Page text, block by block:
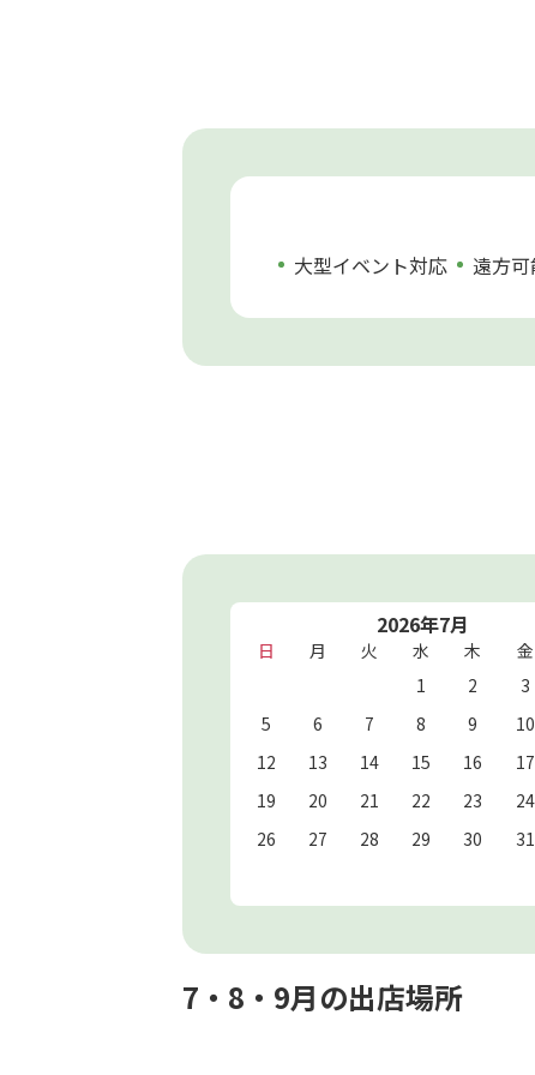
大型イベント対応 遠方
2026年7月
日 月 火 水 木 金
1
2 3
5
6 7 8 9 10
12
13 14 15 16 17
19
20 21 22 23 24
26
27 28 29 30 31
7・8・9月の出店場所